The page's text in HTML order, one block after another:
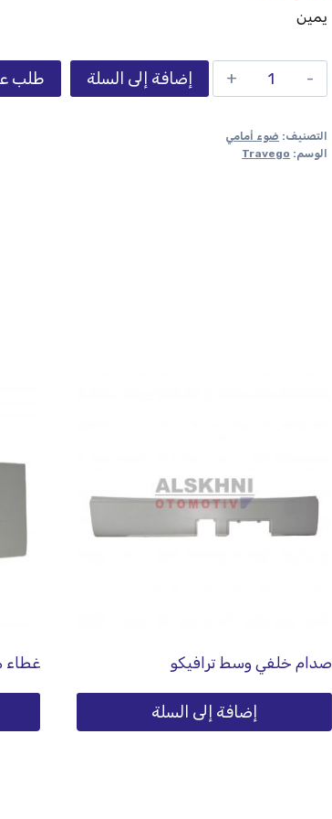
يمين
إضافة إلى السلة طلب
التصنيف: ضوء أمامي
الوسم: Travego
صدام خلفي وسط ترافيكو
إضافة إلى السلة
غطاء